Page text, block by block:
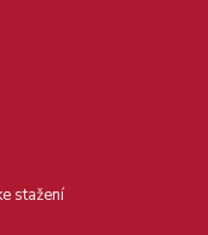
stažení